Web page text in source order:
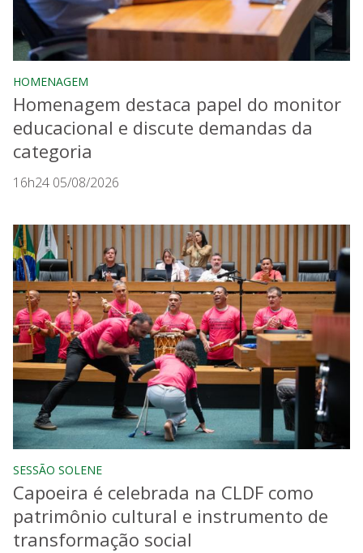
HOMENAGEM
Homenagem destaca papel do monitor
educacional e discute demandas da
categoria
16h24 05/08/2026
SESSÃO SOLENE
Capoeira é celebrada na CLDF como
patrimônio cultural e instrumento de
transformação social